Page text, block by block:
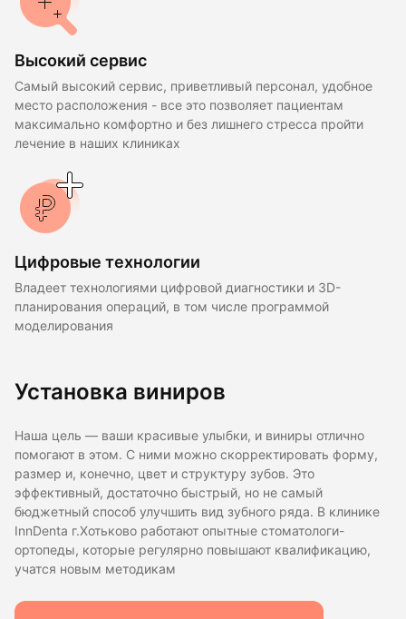
Высокий сервис
Самый высокий сервис, приветливый персонал, удобное
место расположения - все это позволяет пациентам
максимально комфортно и без лишнего стресса пройти
лечение в наших клиниках
Цифровые технологии
Владеет технологиями цифровой диагностики и 3D-
планирования операций, в том числе программой
моделирования
Установка виниров
Наша цель — ваши красивые улыбки, и виниры отлично
помогают в этом. С ними можно скорректировать форму,
размер и, конечно, цвет и структуру зубов. Это
эффективный, достаточно быстрый, но не самый
бюджетный способ улучшить вид зубного ряда. В клинике
InnDentа г.Хотьково работают опытные стоматологи-
ортопеды, которые регулярно повышают квалификацию,
учатся новым методикам